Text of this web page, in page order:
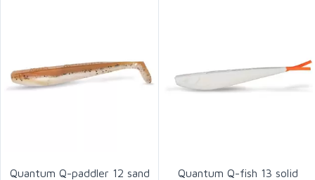
Quantum Q-paddler 12 sand
Quantum Q-fish 13 solid